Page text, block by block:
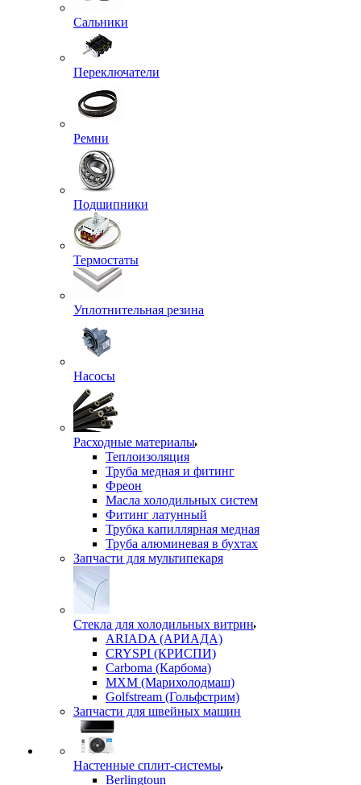
Сальники
Переключатели
Ремни
Подшипники
Термостаты
Уплотнительная резина
Насосы
Расходные материалы
Теплоизоляция
Труба медная и фитинг
Фреон
Масла холодильных систем
Фитинг латунный
Трубка капиллярная медная
Труба алюминевая в бухтах
Запчасти для мультипекаря
Стекла для холодильных витрин
ARIADA (АРИАДА)
CRYSPI (КРИСПИ)
Carboma (Карбома)
MXM (Марихолодмаш)
Golfstream (Гольфстрим)
Запчасти для швейных машин
Настенные сплит-системы
Berlingtoun